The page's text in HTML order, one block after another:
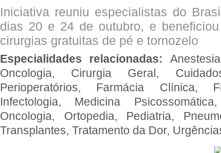
Iniciativa reuniu especialistas do
dias 20 e 24 de outubro, e
cirurgias gratuitas de pé e tornozelo
Especialidades relacionadas:
Oncologia, Cirurgia Geral,
Perioperatórios, Farmácia Clínica,
Infectologia, Medicina
Oncologia, Ortopedia, Pediatria,
Transplantes, Tratamento da Dor,